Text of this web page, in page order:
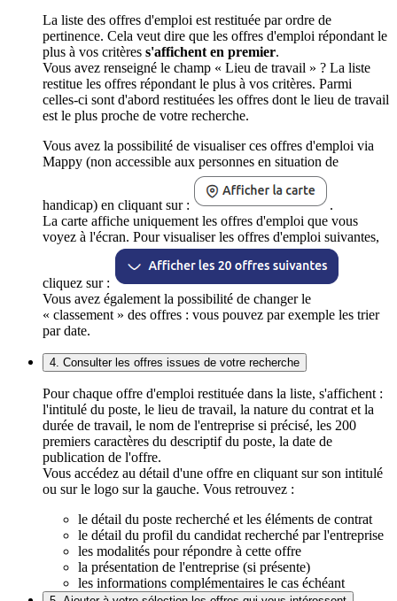
La liste des offres d'emploi est restituée par ordre de
pertinence. Cela veut dire que les offres d'emploi répondant le
plus à vos critères s'affichent en premier.
Vous avez renseigné le champ « Lieu de travail » ? La liste
restitue les offres répondant le plus à vos critères. Parmi
celles-ci sont d'abord restituées les offres dont le lieu de travail
est le plus proche de votre recherche.
Vous avez la possibilité de visualiser ces offres d'emploi via
Mappy (non accessible aux personnes en situation de
handicap) en cliquant sur :
.
La carte affiche uniquement les offres d'emploi que vous
voyez à l'écran. Pour visualiser les offres d'emploi suivantes,
cliquez sur :
Vous avez également la possibilité de changer le
« classement » des offres : vous pouvez par exemple les trier
par date.
4. Consulter les offres issues de votre recherche
Pour chaque offre d'emploi restituée dans la liste, s'affichent :
l'intitulé du poste, le lieu de travail, la nature du contrat et la
durée de travail, le nom de l'entreprise si précisé, les 200
premiers caractères du descriptif du poste, la date de
publication de l'offre.
Vous accédez au détail d'une offre en cliquant sur son intitulé
ou sur le logo sur la gauche. Vous retrouvez :
le détail du poste recherché et les éléments de contrat
le détail du profil du candidat recherché par l'entreprise
les modalités pour répondre à cette offre
la présentation de l'entreprise (si présente)
les informations complémentaires le cas échéant